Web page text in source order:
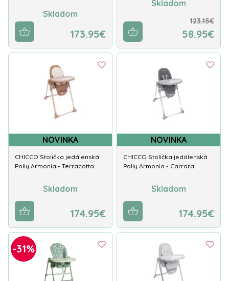
Skladom
173.95€
Skladom
123.15€
58.95€
NOVINKA
CHICCO Stolička jedálenská
Polly Armonia - Terracotta
Skladom
174.95€
NOVINKA
CHICCO Stolička jedálenská
Polly Armonia - Carrara
Skladom
174.95€
-31%